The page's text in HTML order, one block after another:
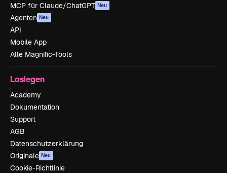
MCP für Claude/ChatGPT Neu
Agenten Neu
API
Mobile App
Alle Magnific-Tools
Loslegen
Academy
Dokumentation
Support
AGB
Datenschutzerklärung
Originale Neu
Cookie-Richtlinie